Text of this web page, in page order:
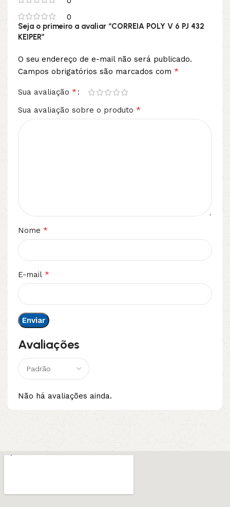
0
Avaliações
Não há avaliações ainda.
Seja o primeiro a avaliar “CORREIA POLY V 6 PJ 432
KEIPER”
O seu endereço de e-mail não será publicado.
Campos obrigatórios são marcados com *
Sua avaliação *
Sua avaliação sobre o produto *
Nome *
E-mail *